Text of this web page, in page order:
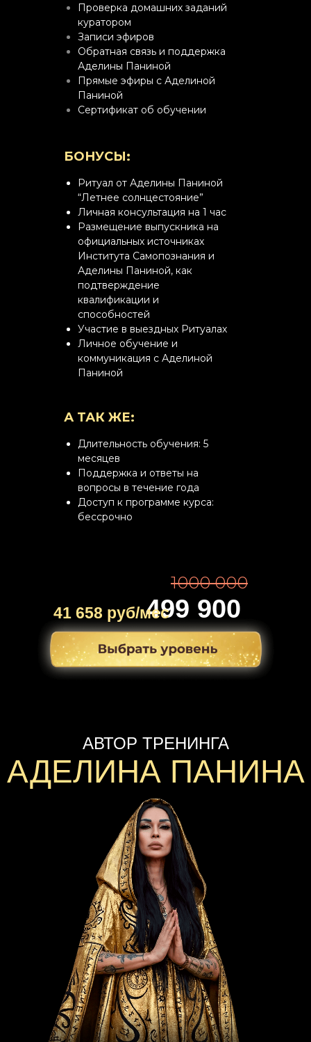
Проверка домашних заданий
куратором
Записи эфиров
Обратная связь и поддержка
Аделины Паниной
Прямые эфиры с Аделиной
Паниной
Сертификат об обучении
Ритуал от Аделины Паниной
“Летнее солнцестояние”
Личная консультация на 1 час
Размещение выпускника на
официальных источниках
Института Самопознания и
Аделины Паниной, как
подтверждение
квалификации и
способностей
Участие в выездных Ритуалах
Личное обучение и
коммуникация с Аделиной
Паниной
БОНУСЫ:
Длительность обучения: 5
месяцев
Поддержка и ответы на
вопросы в течение года
Доступ к программе курса:
бессрочно
А ТАК ЖЕ:
499 900
руб
1000 000
41 658 руб/мес
АВТОР ТРЕНИНГА
АДЕЛИНА ПАНИНА